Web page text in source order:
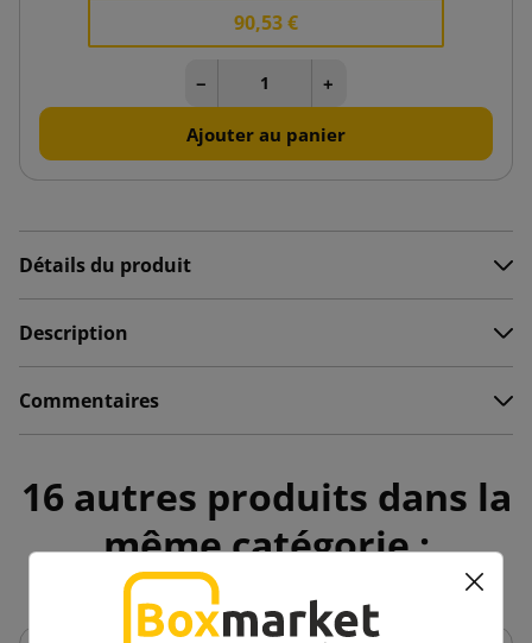
90,53 €
− +
Ajouter au panier
Détails du produit
Description
Commentaires
16 autres produits dans la
même catégorie :